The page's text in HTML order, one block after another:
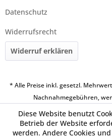
Datenschutz
Widerrufsrecht
Widerruf erklären
* Alle Preise inkl. gesetzl.
Nachnahmegebühren,
Diese Website benutzt
Betrieb der Website
werden. Andere Cookies